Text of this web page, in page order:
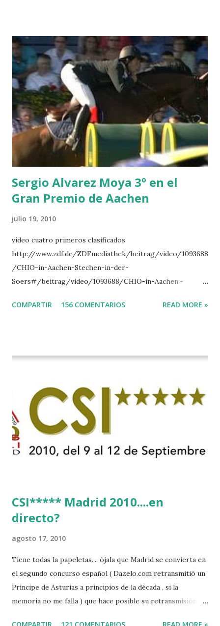
POWER - MILLAR 5 ARMANIE -VOORN 6 QUERLYBET
HERO -LEJAUNE 7 MO CHROI - O’BRIEN 8 CARMENA Z -
BREEN 9 JALLA DE GAVIERE -RAMZY AL DUHAMI 10
NOVEL -PHILIPPAERTS 3 triple 1 LATE NIGHT -LEVY 2 K
CLUB LADY -O’CONNOR 3 QUICK STUDY - HOUGH 4
LORENZO -AHLMANN 5 L’ESPOIR -GULLIKSEN 6
TOPINAMBOUR -LEPREVOST 7 WISCONSIN 111 -MOYA 8
INTERTOY Z - BRASH 9 HERALD –CORDON 10 SELDANA
DI CAMPALTO -SHARBATLY Vuelta Triunfal... el ganador
del Gran Premio en su vuelta de honor
Sergio Alvarez Moya 3º en el
Gran Premio de Aachen
julio 19, 2010
vídeo cuatro primeros clasificados
http://www.zdf.de/ZDFmediathek/beitrag/video/1093688
/CHIO-in-Aachen-Stechen-in-der-
Soers#/beitrag/video/1093688/CHIO-in-Aachen:-
COMPARTIR 156 COMENTARIOS READ MORE »
CSI***** Madrid 2010....en
directo?
agosto 17, 2010
Tiene todas la papeletas.... ójala que Madrid se convierta en
el segundo concurso español ( Dazelo.com retransmitió un
Príncipe de Asturias a principios de la década , si la
memoria no me falla ) que hace posible su retransmisión via